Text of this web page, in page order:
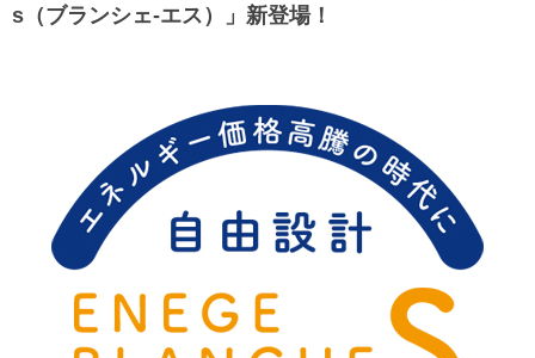
s（ブランシェ-エス）」新登場！